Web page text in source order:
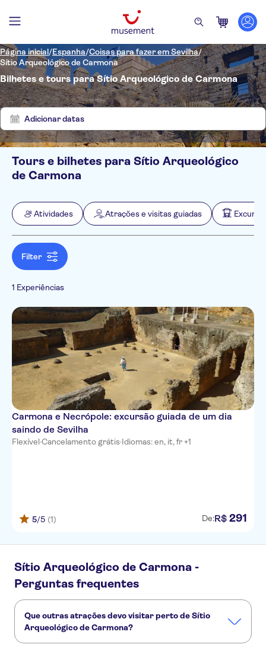
Página inicial/Espanha/Coisas para fazer em Sevilha/
Sítio Arqueológico de Carmona
Bilhetes e tours para Sítio Arqueológico de Carmona
Adicionar datas
FiltrosPreço (por adulto)
Mín. R$ Máx. R$
Hotel pickup
NO-PICKUP
Taxas de entrada incluídas
Tour guiado
Local touch
Subject expert guide
Voucher eletrônico
Cancelamento gratuito
Categorias
Atividades
Monumentos
Excursões e passeios de um dia
Idomas
Inglês
Espanhol
Francês
EliminarMostrar
1
resultados
Tours e bilhetes para Sítio Arqueológico
de Carmona
Atividades Atrações e visitas guiadas
Filter
1 Experiências
Carmona e Necrópole: excursão guiada de um dia
saindo de Sevilha
Flexível·Cancelamento grátis·Idiomas: en, it, fr +1
5/5 (1) De:R$ 291
Sítio Arqueológico de Carmona -
Perguntas frequentes
Que outras atrações devo visitar perto de Sítio
Arqueológico de Carmona?